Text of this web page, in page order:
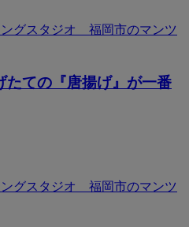
たての『唐揚げ』が一番